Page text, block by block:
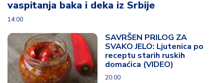
vaspitanja baka i deka iz Srbije
14:00
SAVRŠEN PRILOG ZA
SVAKO JELO: Ljutenica po
receptu starih ruskih
domaćica (VIDEO)
20:00